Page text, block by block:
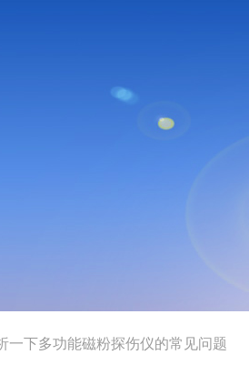
一下多功能磁粉探伤仪的常见问题